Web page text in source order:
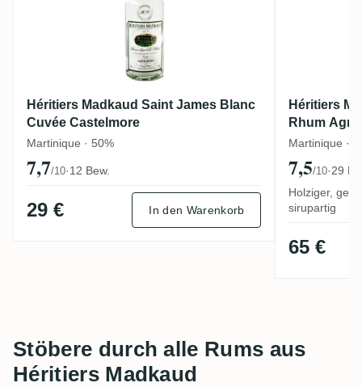
Héritiers Madkaud Saint James Blanc
Cuvée Castelmore
Martinique · 50%
7,7/10·12 Bew.
29 € In den Warenkorb
Héritiers
Rhum
Martinique ·
7,5/10·29
Holziger,
sirupartig
65 €
Stöbere durch alle Rums aus
Héritiers Madkaud